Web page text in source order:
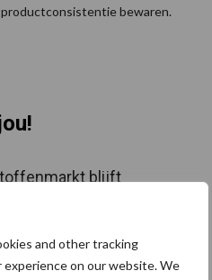
and other tracking
on our website. We
productconsistentie bewaren.
blijft
houden handel